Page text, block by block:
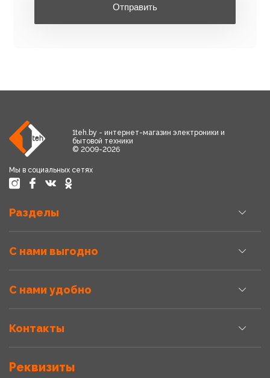
Отправить
1teh.by - интернет-магазин электроники и
бытовой техники
© 2009-2026
Мы в социальных сетях
Разделы
С нами выгодно
С нами удобно
Контакты
Реквизиты